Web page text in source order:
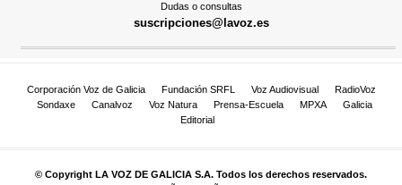
Dudas o consultas
suscripciones@lavoz.es
Corporación Voz de Galicia Fundación SRFL Voz Audiovisual
RadioVoz
Sondaxe
Canalvoz Voz Natura Prensa-Escuela MPXA
Galicia
Editorial
© Copyright LA VOZ DE GALICIA S.A. Todos los derechos reservados.